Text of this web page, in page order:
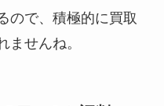
ので、積極的に買取
ませんね。